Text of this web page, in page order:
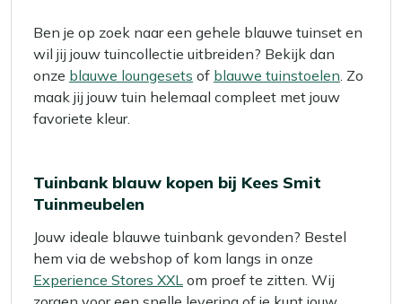
Ben je op zoek naar een gehele blauwe tuinset en
wil jij jouw tuincollectie uitbreiden? Bekijk dan
onze blauwe loungesets of blauwe tuinstoelen. Zo
maak jij jouw tuin helemaal compleet met jouw
favoriete kleur.
Tuinbank blauw kopen bij Kees Smit
Tuinmeubelen
Jouw ideale blauwe tuinbank gevonden? Bestel
hem via de webshop of kom langs in onze
Experience Stores XXL om proef te zitten. Wij